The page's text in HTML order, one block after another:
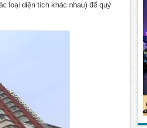
loại diện tích khác nhau) để quý